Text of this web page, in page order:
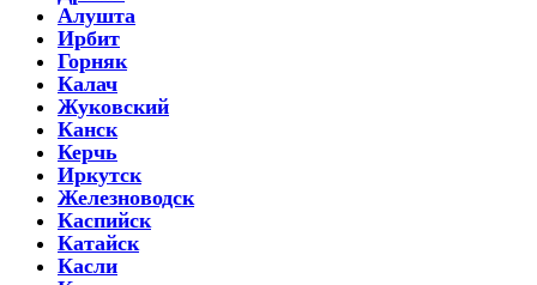
Алушта
Ирбит
Горняк
Калач
Жуковский
Канск
Керчь
Иркутск
Железноводск
Каспийск
Катайск
Касли